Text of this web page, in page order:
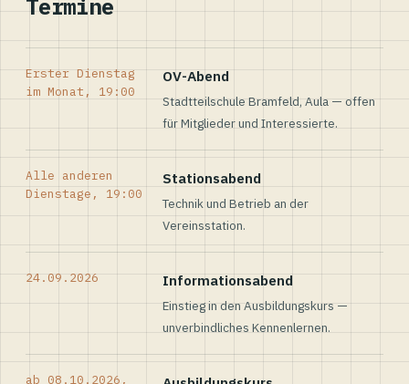
Termine
Erster Dienstag
im Monat, 19:00
OV-Abend
Stadtteilschule Bramfeld, Aula — offen
für Mitglieder und Interessierte.
Alle anderen
Dienstage, 19:00
Stationsabend
Technik und Betrieb an der
Vereinsstation.
24.09.2026 Informationsabend
Einstieg in den Ausbildungskurs —
unverbindliches Kennenlernen.
ab 08.10.2026,